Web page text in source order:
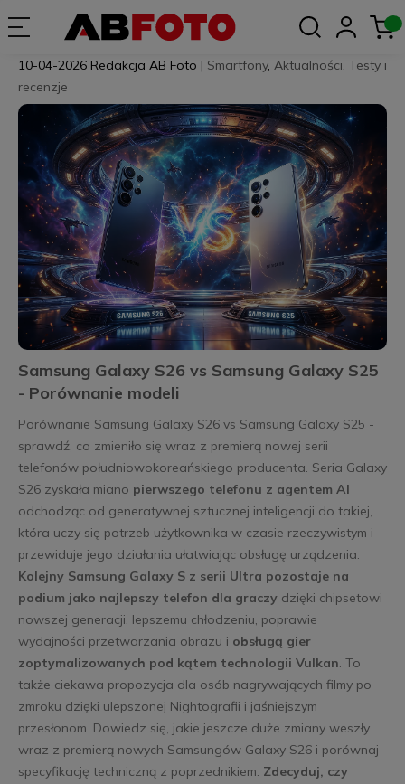
Samsung Galaxy S26 vs Samsung Galaxy S25
- Porównanie modeli
10-04-2026 Redakcja AB Foto | Smartfony, Aktualności, Testy i
recenzje
Porównanie Samsung Galaxy S26 vs Samsung Galaxy S25 -
sprawdź, co zmieniło się wraz z premierą nowej serii
telefonów południowokoreańskiego producenta. Seria Galaxy
S26 zyskała miano pierwszego telefonu z agentem AI
odchodząc od generatywnej sztucznej inteligencji do takiej,
która uczy się potrzeb użytkownika w czasie rzeczywistym i
przewiduje jego działania ułatwiając obsługę urządzenia.
Kolejny Samsung Galaxy S z serii Ultra pozostaje na
podium jako najlepszy telefon dla graczydzięki chipsetowi
nowszej generacji, lepszemu chłodzeniu, poprawie
wydajności przetwarzania obrazu i obsługą gier
zoptymalizowanych pod kątem technologii Vulkan. To
także ciekawa propozycja dla osób nagrywających filmy po
zmroku dzięki ulepszonej Nightografii i jaśniejszym
przesłonom. Dowiedz się, jakie jeszcze duże zmiany weszły
wraz z premierą nowych Samsungów Galaxy S26 i porównaj
specyfikację techniczną z poprzednikiem. Zdecyduj, czy